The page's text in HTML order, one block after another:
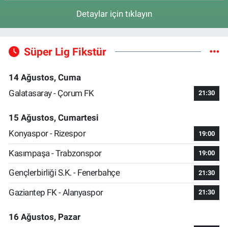
Detaylar için tıklayın
Süper Lig Fikstür
14 Ağustos, Cuma
Galatasaray - Çorum FK
21:30
15 Ağustos, Cumartesi
Konyaspor - Rizespor
19:00
Kasımpaşa - Trabzonspor 19:00
Gençlerbirliği S.K. - Fenerbahçe 21:30
Gaziantep FK - Alanyaspor 21:30
16 Ağustos, Pazar